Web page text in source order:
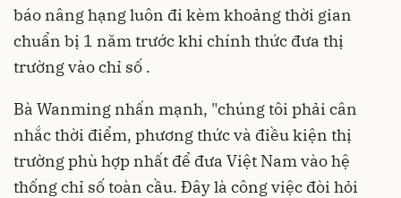
báo nâng hạng luôn đi kèm khoảng thời gian
chuẩn bị 1 năm trước khi chính thức đưa thị
trường vào chỉ số .
Bà Wanming nhấn mạnh, "chúng tôi phải cân
nhắc thời điểm, phương thức và điều kiện thị
trường phù hợp nhất để đưa Việt Nam vào hệ
thống chỉ số toàn cầu. Đây là công việc đòi hỏi